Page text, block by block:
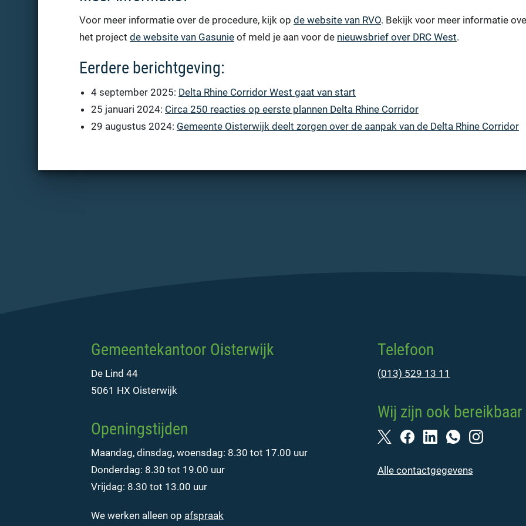
Voor meer informatie over de procedure, kijk op de website van RVO. Bekijk voor meer informatie
het project de website van Gasunie of meld je aan voor de nieuwsbrief over DRC West.
Eerdere berichtgeving:
4 september 2025: Delta Rhine Corridor West gaat van start
25 januari 2024: Circa 250 reacties op eerste plannen Delta Rhine Corridor
29 augustus 2024: Gemeente Oisterwijk deelt zorgen over de aanpak van de Delta Rhine Corridor
Gemeentekantoor Oisterwijk
De Lind 44
5061 HX Oisterwijk
Openingstijden
Maandag, dinsdag, woensdag: 8.30 tot 17.00 uur
Donderdag: 8.30 tot 19.00 uur
Vrijdag: 8.30 tot 13.00 uur
We werken alleen op afspraak
Telefoon
(013) 529 13 11
Wij zijn ook bereikbaar
Alle contactgegevens